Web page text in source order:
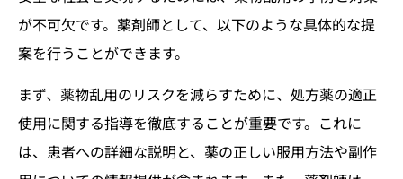
が不可欠です。薬剤師として、以下のような具体的な提
案を行うことができます。
まず、薬物乱用のリスクを減らすために、処方薬の適正
使用に関する指導を徹底することが重要です。これに
は、患者への詳細な説明と、薬の正しい服用方法や副作